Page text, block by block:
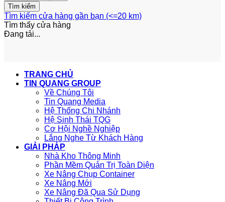
Tìm kiếm cửa hàng gần bạn (<=20 km)
Tìm thấy cửa hàng
Đang tải...
TRANG CHỦ
TIN QUANG GROUP
Về Chúng Tôi
Tin Quang Media
Hệ Thống Chi Nhánh
Hệ Sinh Thái TQG
Cơ Hội Nghề Nghiệp
Lắng Nghe Từ Khách Hàng
GIẢI PHÁP
Nhà Kho Thông Minh
Phần Mềm Quản Trị Toàn Diện
Xe Nâng Chụp Container
Xe Nâng Mới
Xe Nâng Đã Qua Sử Dụng